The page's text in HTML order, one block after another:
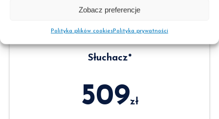
Zobacz preferencje
Polityka plików cookiesPolityka prywatności
Słuchacz*
509zł